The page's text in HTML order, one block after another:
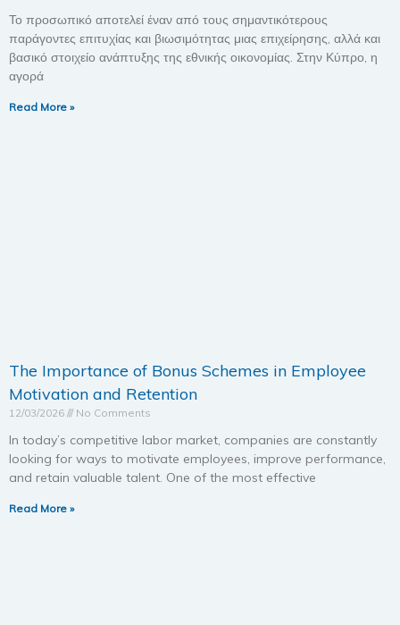
Το προσωπικό αποτελεί έναν από τους σημαντικότερους
παράγοντες επιτυχίας και βιωσιμότητας μιας επιχείρησης, αλλά και
βασικό στοιχείο ανάπτυξης της εθνικής οικονομίας. Στην Κύπρο, η
αγορά
Read More »
The Importance of Bonus Schemes in Employee
Motivation and Retention
12/03/2026 No Comments
In today’s competitive labor market, companies are constantly
looking for ways to motivate employees, improve performance,
and retain valuable talent. One of the most effective
Read More »